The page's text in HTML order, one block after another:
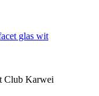
glas wit
Club Karwei